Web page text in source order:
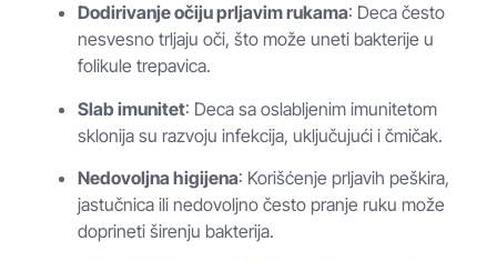
Dodirivanje očiju prljavim rukama: Deca često
nesvesno trljaju oči, što može uneti bakterije u
folikule trepavica.
Slab imunitet: Deca sa oslabljenim imunitetom
sklonija su razvoju infekcija, uključujući i čmičak.
Nedovoljna higijena: Korišćenje prljavih peškira,
jastučnica ili nedovoljno često pranje ruku može
doprineti širenju bakterija.